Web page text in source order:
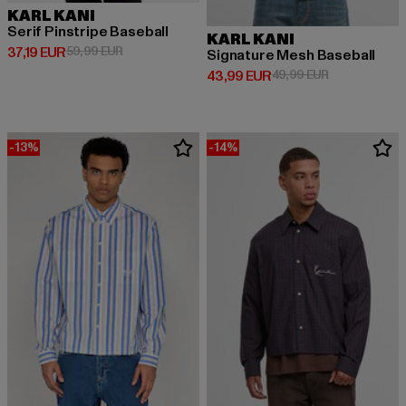
KARL KANI
Serif Pinstripe Baseball
37,19 EUR
Derzeitiger Preis: 37,19 EUR
59,99 EURAktionspreis: 59,99 EUR
KARL KANI
Signature Mesh Baseball
43,99 EUR
Derzeitiger Preis: 43,99 EUR
49,99 EURAktionspreis:
-13% -14%